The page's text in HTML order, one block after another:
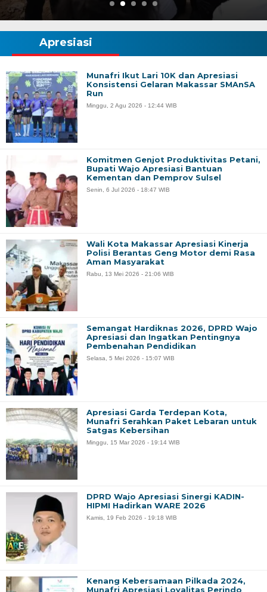
Apresiasi
Munafri Ikut Lari 10K dan Apresiasi
Konsistensi Gelaran Makassar SMAnSA
Run
Minggu, 2 Agu 2026 - 12:44 WIB
Komitmen Genjot Produktivitas Petani,
Bupati Wajo Apresiasi Bantuan
Kementan dan Pemprov Sulsel
Senin, 6 Jul 2026 - 18:47 WIB
Wali Kota Makassar Apresiasi Kinerja
Polisi Berantas Geng Motor demi Rasa
Aman Masyarakat
Rabu, 13 Mei 2026 - 21:06 WIB
Semangat Hardiknas 2026, DPRD Wajo
Apresiasi dan Ingatkan Pentingnya
Pembenahan Pendidikan
Selasa, 5 Mei 2026 - 15:07 WIB
Apresiasi Garda Terdepan Kota,
Munafri Serahkan Paket Lebaran untuk
Satgas Kebersihan
Minggu, 15 Mar 2026 - 19:14 WIB
DPRD Wajo Apresiasi Sinergi KADIN-
HIPMI Hadirkan WARE 2026
Kamis, 19 Feb 2026 - 19:18 WIB
Kenang Kebersamaan Pilkada 2024,
Munafri Apresiasi Loyalitas Perindo